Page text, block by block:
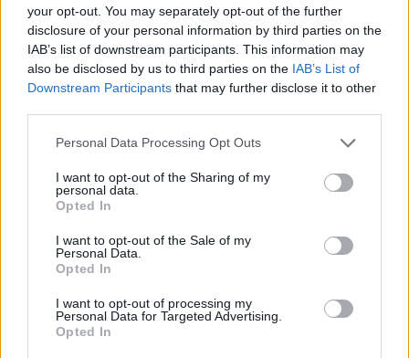
your opt-out. You may separately opt-out of the further
disclosure of your personal information by third parties on the
IAB’s list of downstream participants. This information may
also be disclosed by us to third parties on the IAB’s List of
Downstream Participants that may further disclose it to other
Please note that this website/app uses one or more Google
not limited to your visit or usage behaviour. You may click to
grant or deny consent to Google and its third-party tags to
use your data for below specified purposes in below Google
consent section.
Personal Data Processing Opt Outs
I want to opt-out of the Sharing of my
personal data.
Opted In
I want to opt-out of the Sale of my
Personal Data.
Opted In
I want to opt-out of processing my
Personal Data for Targeted Advertising.
Opted In
a vezető Guevara sem ért fel újabb körre. Ennek ellenére a
többiek sem tudták megjavítani az idejét, így már idei
negyedik időmérőjét nyerte. Ami külön fontos, hogy
legfőbb riválisa, a csapattárs Sergio Garcia csak a 12.
Moto3 időmérő eredménye (összevonva)
IzanGuevara
Ayumu
Sasaki
01’57.96
Daniel
Holgado
Red Bull KTM Ajo
01’58.03